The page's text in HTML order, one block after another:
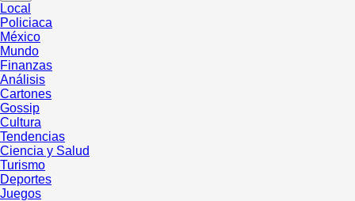
Local
Policiaca
México
Mundo
Finanzas
Análisis
Cartones
Gossip
Cultura
Tendencias
Ciencia y Salud
Turismo
Deportes
Juegos